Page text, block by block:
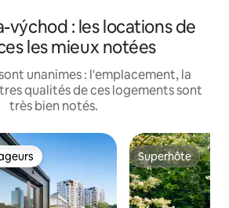
východ : les locations de
les mieux notées
unanimes : l'emplacement, la
qualités de ces logements sont
très bien notés.
Superhôte
Superhôte